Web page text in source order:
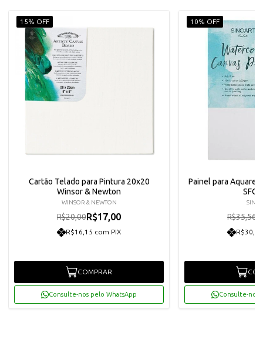
15% OFF
Cartão Telado para Pintura 20x20
Winsor & Newton
WINSOR & NEWTON
R$20,00R$17,00
R$16,15 com PIX
COMPRAR
Consulte-nos pelo WhatsApp
10% OFF
Painel para
R$35,56
Consulte-nos